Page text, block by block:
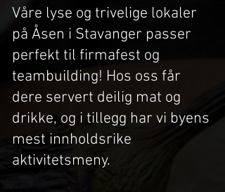
Våre lyse og trivelige lokaler
på Åsen i Stavanger passer
perfekt til firmafest og
teambuilding! Hos oss får
dere servert deilig mat og
drikke, og i tillegg har vi byens
mest innholdsrike
aktivitetsmeny.